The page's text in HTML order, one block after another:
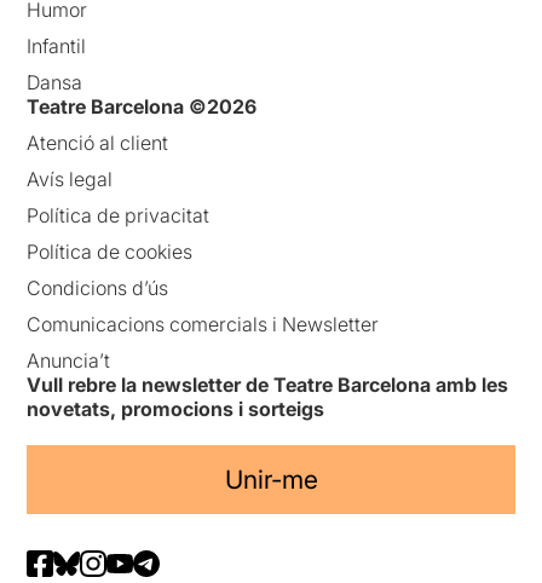
Humor
Infantil
Dansa
Teatre Barcelona ©2026
Atenció al client
Avís legal
Política de privacitat
Política de cookies
Condicions d’ús
Comunicacions comercials i Newsletter
Anuncia’t
Vull rebre la newsletter de Teatre Barcelona amb les
novetats, promocions i sorteigs
Unir-me